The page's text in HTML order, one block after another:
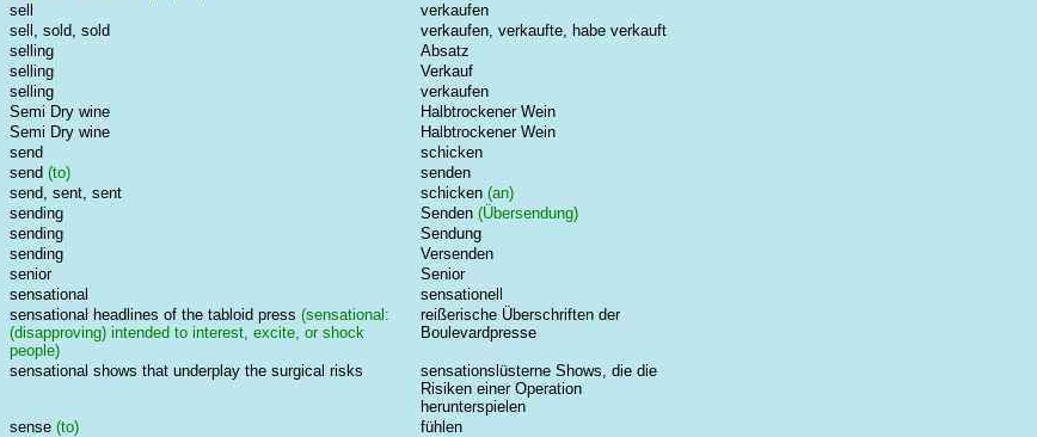
sell
verkaufen
sell, sold, sold
verkaufen, verkaufte, habe verkauft
selling
Absatz
selling
Verkauf
selling
verkaufen
Semi Dry wine
Halbtrockener Wein
Semi Dry wine
Halbtrockener Wein
send
schicken
send (to)
senden
send, sent, sent
schicken (an)
sending
Senden (Übersendung)
sending
Sendung
sending
Versenden
senior
Senior
sensational
sensationell
sensational headlines of the tabloid press (sensational:
(disapproving) intended to interest, excite, or shock
people)
reißerische Überschriften der
Boulevardpresse
sensational shows that underplay the surgical risks
sensationslüsterne Shows, die die
Risiken einer Operation
herunterspielen
sense (to)
fühlen